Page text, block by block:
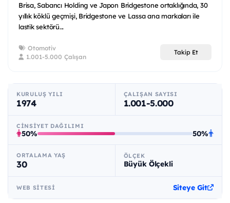
Brisa, Sabancı Holding ve Japon Bridgestone ortaklığında, 30
yıllık köklü geçmişi, Bridgestone ve Lassa ana markaları ile
lastik sektörü...
Otomotiv
1.001-5.000 Çalışan
Takip Et
KURULUŞ YILI
1974
ÇALIŞAN SAYISI
1.001-5.000
CINSIYET DAĞILIMI
50% 50%
ORTALAMA YAŞ
30
ÖLÇEK
Büyük Ölçekli
WEB SITESI Siteye Git